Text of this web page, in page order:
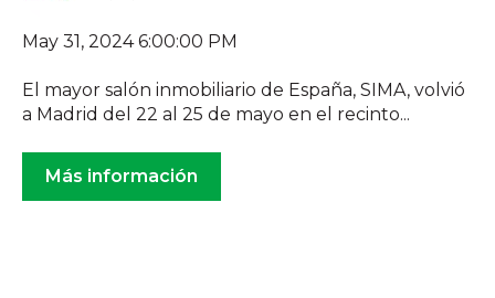
May 31, 2024 6:00:00 PM
El mayor salón inmobiliario de España, SIMA, volvió
a Madrid del 22 al 25 de mayo en el recinto...
Más información